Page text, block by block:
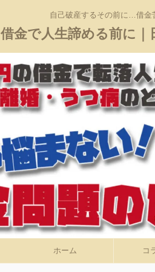
自己破産するその前に…借金
借金で人生諦める前に｜
ホーム コ